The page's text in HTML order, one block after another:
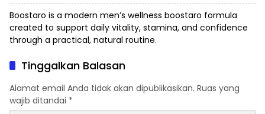
Boostaro is a modern men’s wellness boostaro formula
created to support daily vitality, stamina, and confidence
through a practical, natural routine.
Tinggalkan Balasan
Alamat email Anda tidak akan dipublikasikan. Ruas yang
wajib ditandai *